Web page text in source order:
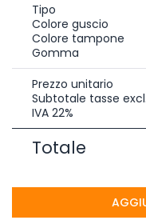
Tipo
Colore guscio
Colore tampone
Gomma
Prezzo unitario
Subtotale tasse excl.
IVA 22%
Totale